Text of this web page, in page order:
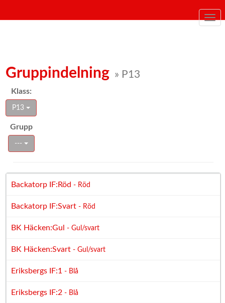
Gruppindelning » P13
Klass:
P13
Grupp
---
Backatorp IF:Röd - Röd
Backatorp IF:Svart - Röd
BK Häcken:Gul - Gul/svart
BK Häcken:Svart - Gul/svart
Eriksbergs IF:1 - Blå
Eriksbergs IF:2 - Blå